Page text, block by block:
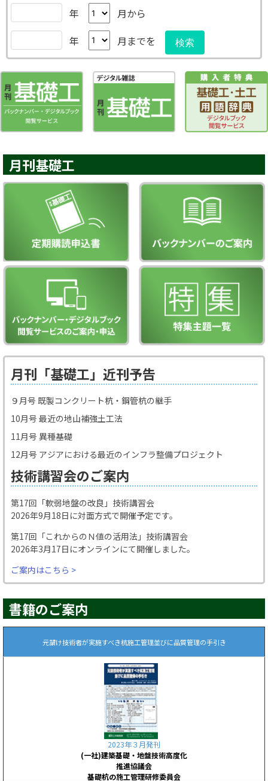
年
月から
年
月までを 検索
月刊基礎工
月刊「基礎工」近刊予告
９月号 既製コンクリート杭・鋼管杭の継手
10月号 最近の地山補強土工法
11月号 異種基礎
12月号 アジアにおける最近のインフラ整備プロジェクト
技術講習会のご案内
第17回「軟弱地盤の改良」技術講習会
2026年9月18日に対面方式で開催予定です。
第17回「これからのＮ値の活用法」技術講習会
2026年3月17日にオンラインにて開催しました。
ご案内はこちら >
書籍のご案内
元請け技術者が実施すべき杭施工管理並びに品質管理の手引き
2023年３月発刊
(一社)建築基礎・地盤技術高度化
推進協議会
基礎杭の施工管理研修委員会